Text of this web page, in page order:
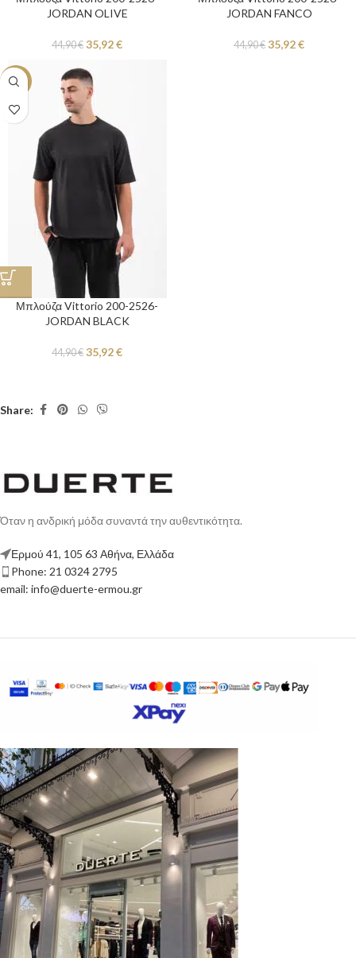
JORDAN OLIVE
44,90€ 35,92€
JORDAN FANCO
44,90€ 35,92€
-20%
Μπλούζα Vittorio 200-2526-
JORDAN BLACK
44,90€ 35,92€
Share:
Όταν η ανδρική μόδα συναντά την αυθεντικότητα.
Ερμού 41, 105 63 Αθήνα, Ελλάδα
Phone: 21 0324 2795
email: info@duerte-ermou.gr